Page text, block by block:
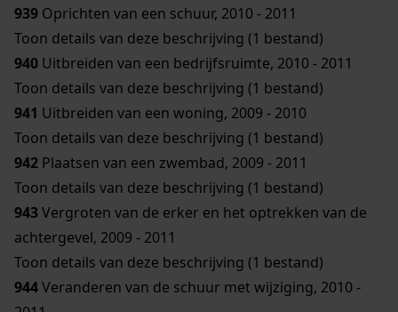
939 Oprichten van een schuur, 2010 - 2011
Toon details van deze beschrijving (1 bestand)
940 Uitbreiden van een bedrijfsruimte, 2010 - 2011
Toon details van deze beschrijving (1 bestand)
941 Uitbreiden van een woning, 2009 - 2010
Toon details van deze beschrijving (1 bestand)
942 Plaatsen van een zwembad, 2009 - 2011
Toon details van deze beschrijving (1 bestand)
943Vergroten van de erker en het optrekken van de
achtergevel, 2009 - 2011
Toon details van deze beschrijving (1 bestand)
944Veranderen van de schuur met wijziging, 2010 -